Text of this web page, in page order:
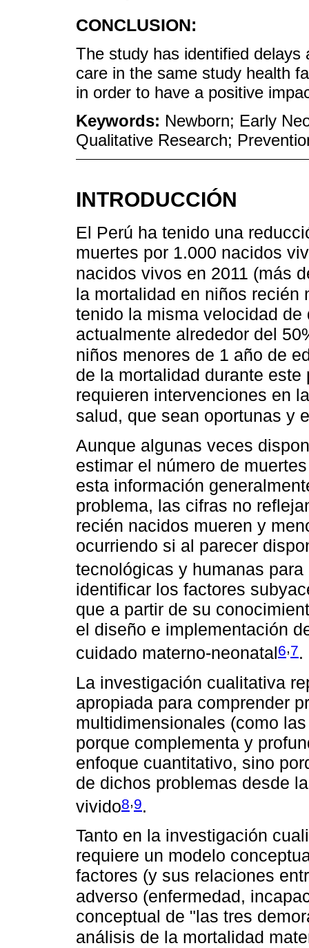
CONCLUSION:
The study has identified
care in the same study health
in order to have a positive
Keywords: Newborn; Early
Qualitative Research;
INTRODUCCIÓN
El Perú ha tenido una
muertes por 1.000 nacidos
nacidos vivos en 2011 (más
la mortalidad en niños recién
tenido la misma velocidad
actualmente alrededor del
niños menores de 1 año de
de la mortalidad durante
requieren intervenciones en
salud, que sean oportunas y
Aunque algunas veces
estimar el número de
esta información
problema, las cifras no
recién nacidos mueren y
ocurriendo si al parecer
tecnológicas y humanas para
identificar los factores
que a partir de su
el diseño e implementación
cuidado materno-neonatal6,7.
La investigación cualitativa
apropiada para comprender
multidimensionales (como
porque complementa y
enfoque cuantitativo, sino
de dichos problemas desde
vivido8 9.
Tanto en la investigación
requiere un modelo
factores (y sus relaciones
adverso (enfermedad,
conceptual de "las tres
análisis de la mortalidad